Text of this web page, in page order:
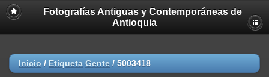
Fotografías Antiguas y Contemporáneas de
Antioquia
Inicio / Etiqueta Gente / 5003418